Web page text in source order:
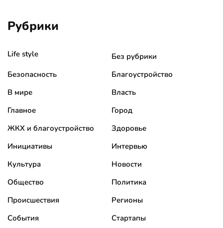
Рубрики
Life style
Без рубрики
Безопасность
Благоустройство
В мире
Власть
Главное
Город
ЖКХ и благоустройство
Здоровье
Инициативы
Интервью
Культура
Новости
Общество
Политика
Происшествия
Регионы
События
Стартапы